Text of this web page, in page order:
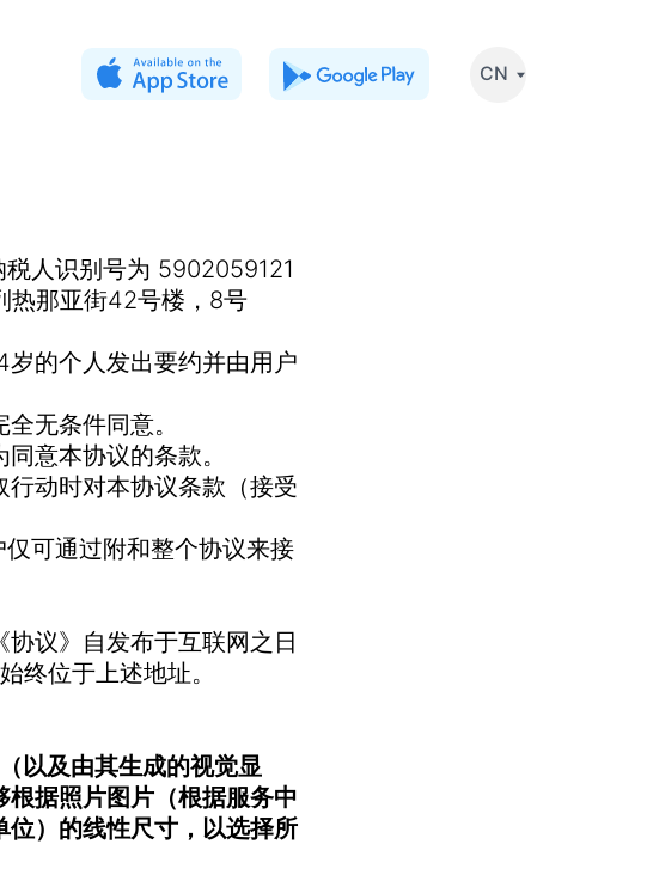
CN
人识别号为 5902059121
热那亚街42号楼，8号
的个人发出要约并由用户
无条件同意。
意本协议的条款。
动时对本协议条款（接受
可通过附和整个协议来接
议》自发布于互联网之日
终位于上述地址。
（以及由其生成的视觉显
据照片图片（根据服务中
）的线性尺寸，以选择所